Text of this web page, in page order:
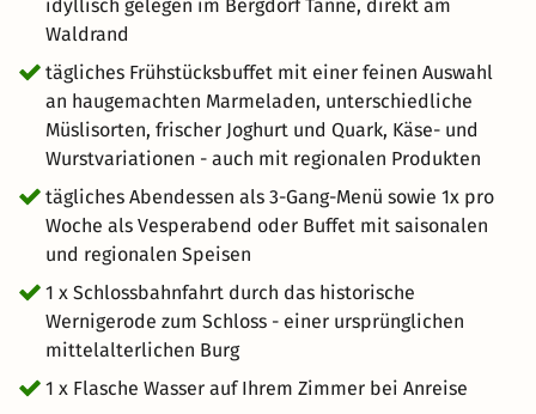
charmanten Städten und Dörfern, die durch ihre
Fachwerkhäuser und historischen Sehenswürdigkeiten
beeindrucken. Quedlinburg und Wernigerode sind nur
zwei Beispiele für malerische Orte, die zum Flanieren
einladen.
idyllisch gelegen im Bergdorf Tanne, direkt am
Waldrand
tägliches Frühstücksbuffet mit einer feinen Auswahl
an haugemachten Marmeladen, unterschiedliche
Müslisorten, frischer Joghurt und Quark, Käse- und
Wurstvariationen - auch mit regionalen Produkten
tägliches Abendessen als 3-Gang-Menü sowie 1x pro
Woche als Vesperabend oder Buffet mit saisonalen
und regionalen Speisen
1 x Schlossbahnfahrt durch das historische
Wernigerode zum Schloss - einer ursprünglichen
mittelalterlichen Burg
1 x Flasche Wasser auf Ihrem Zimmer bei Anreise